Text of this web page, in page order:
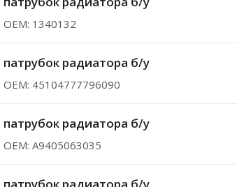
ОЕМ: 1340132
патрубок радиатора б/у
ОЕМ: 45104777796090
патрубок радиатора б/у
ОЕМ: A9405063035